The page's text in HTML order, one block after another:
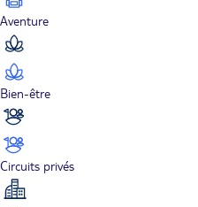
Aventure
Bien-être
Circuits privés